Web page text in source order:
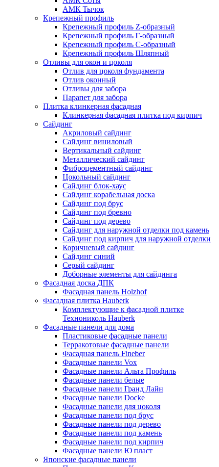
АМК Тычок
Крепежный профиль
Крепежный профиль Z-образный
Крепежный профиль Г-образный
Крепежный профиль С-образный
Крепежный профиль Шляпный
Отливы для окон и цоколя
Отлив для цоколя фундамента
Отлив оконный
Отливы для забора
Парапет для забора
Плитка клинкерная фасадная
Клинкерная фасадная плитка под кирпич
Сайдинг
Акриловый сайдинг
Сайдинг виниловый
Вертикальный сайдинг
Металлический сайдинг
Фиброцементный сайдинг
Цокольный сайдинг
Сайдинг блок-хаус
Сайдинг корабельная доска
Сайдинг под брус
Сайдинг под бревно
Сайдинг под дерево
Сайдинг для наружной отделки под камень
Сайдинг под кирпич для наружной отделки
Коричневый сайдинг
Сайдинг синий
Серый сайдинг
Доборные элементы для сайдинга
Фасадная доска ДПК
Фасадная панель Holzhof
Фасадная плитка Hauberk
Комплектующие к фасадной плитке
Технониколь Hauberk
Фасадные панели для дома
Пластиковые фасадные панели
Терракотовые фасадные панели
Фасадная панель Fineber
Фасадные панели Vox
Фасадные панели Альта Профиль
Фасадные панели белые
Фасадные панели Гранд Лайн
Фасадные панели Docke
Фасадные панели для цоколя
Фасадные панели под брус
Фасадные панели под дерево
Фасадные панели под камень
Фасадные панели под кирпич
Фасадные панели Ю пласт
Японские фасадные панели